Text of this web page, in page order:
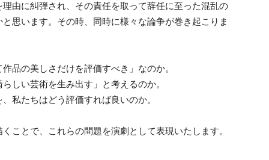
由に糾弾され、その責任を取って辞任に至った混乱の
思います。その時、同時に様々な論争が巻き起こりま
品の美しさだけを評価すべき」なのか。
しい芸術を生み出す」と考えるのか。
私たちはどう評価すれば良いのか。
ことで、これらの問題を演劇として表現いたします。